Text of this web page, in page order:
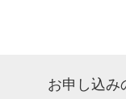
お申し込み